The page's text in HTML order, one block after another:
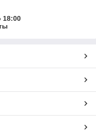
18:00